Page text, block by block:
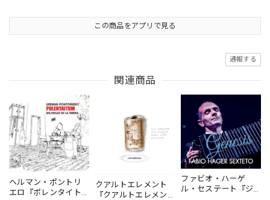
この商品をアプリで見る
通報する
関連商品
ヘルマン・ポントリ
エロ『ポレンタイト
クアルトエレメント
『クアルトエレメン
ファビオ・ハーゲ
ル・セステート『ジ